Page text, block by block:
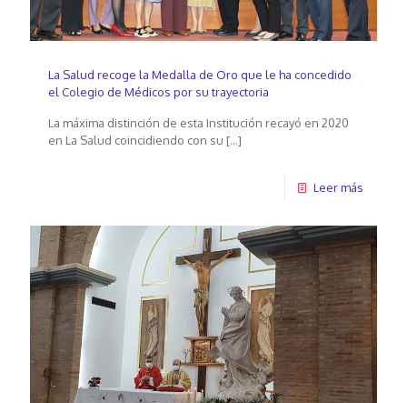
La Salud recoge la Medalla de Oro que le ha concedido
el Colegio de Médicos por su trayectoria
La máxima distinción de esta Institución recayó en 2020
en La Salud coincidiendo con su […]
Leer más